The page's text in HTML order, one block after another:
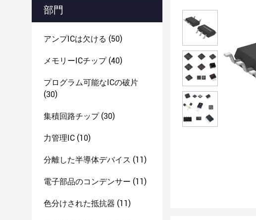
部門
アンプICは欠ける (50)
メモリーICチップ(40)
プログラム可能なICの破片
(30)
集積回路チップ(30)
力管理IC (10)
分離した半導体デバイス (11)
電子部品のコンデンサー (11)
色分けされた抵抗器 (11)